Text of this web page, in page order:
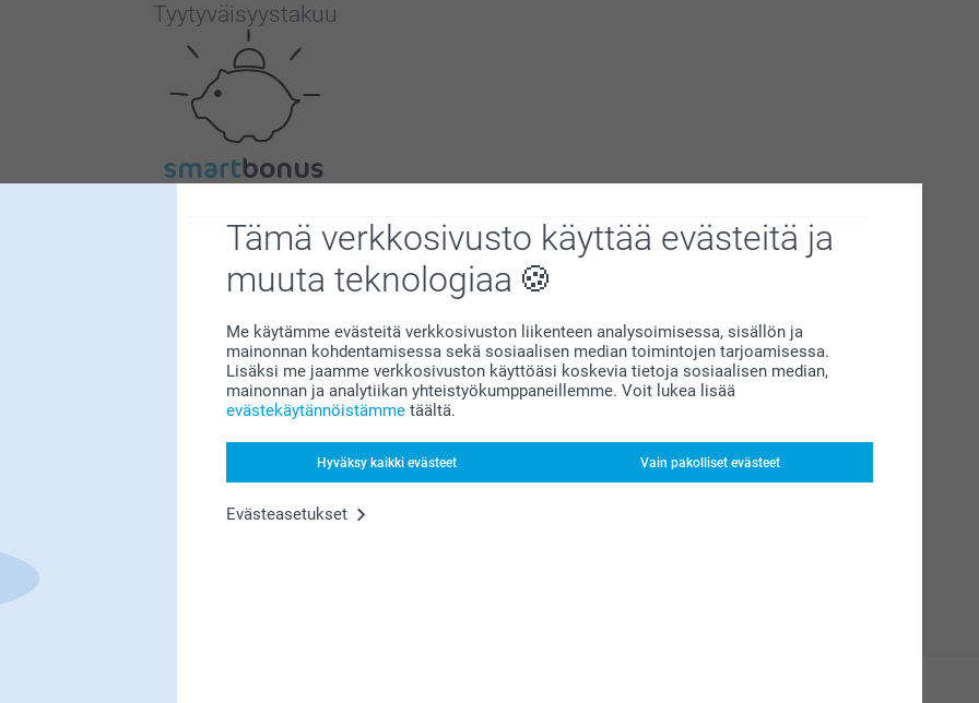
Tämä verkkosivusto käyttää evästeitä ja
muuta teknologiaa
Me käytämme evästeitä verkkosivuston liikenteen analysoimisessa, sisällön ja
mainonnan kohdentamisessa sekä sosiaalisen median toimintojen tarjoamisessa.
Lisäksi me jaamme verkkosivuston käyttöäsi koskevia tietoja sosiaalisen median,
mainonnan ja analytiikan yhteistyökumppaneillemme. Voit lukea lisää
evästekäytännöistämme täältä.
Hyväksy kaikki evästeet Vain pakolliset evästeet
Evästeasetukset
Tyytyväisyystakuu
Etsitkö inspiraatiota?